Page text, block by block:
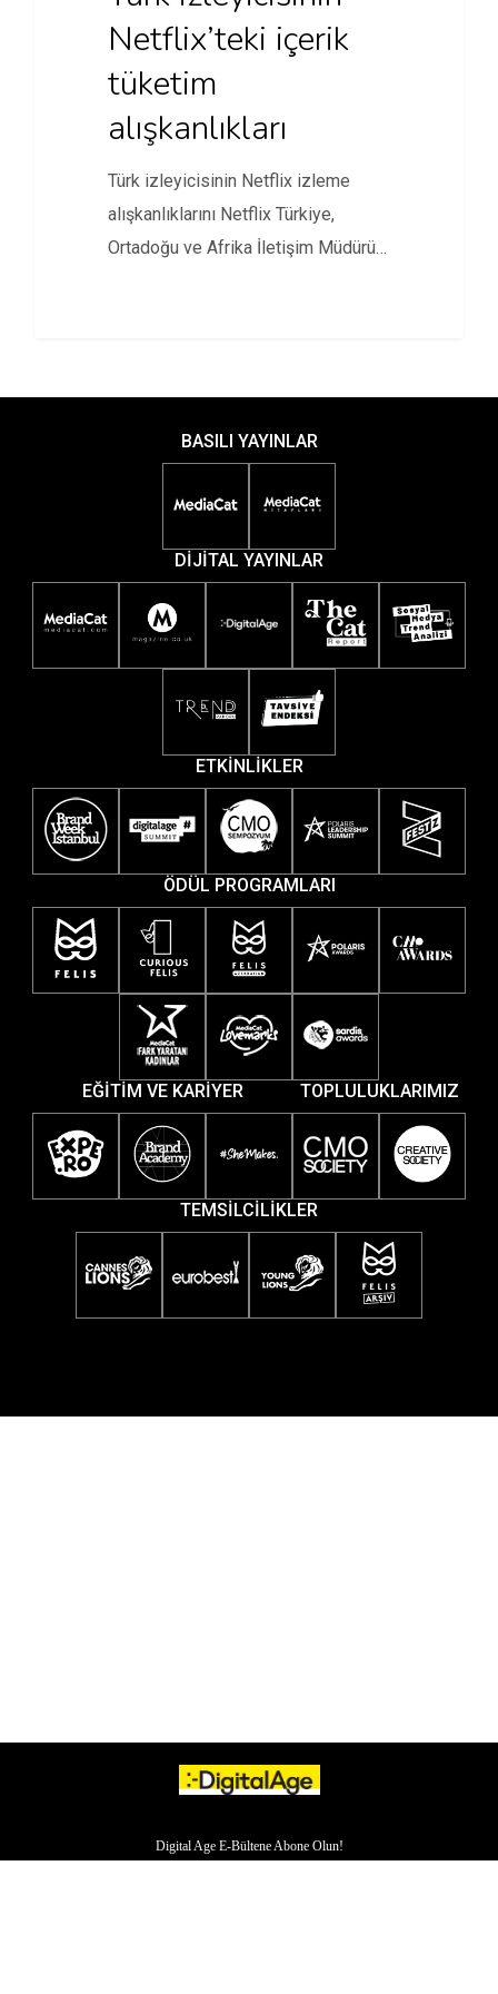
Netflix’teki içerik
tüketim
alışkanlıkları
Türk izleyicisinin Netflix izleme
alışkanlıklarını Netflix Türkiye,
Ortadoğu ve Afrika İletişim Müdürü
BASILI YAYINLAR
DİJİTAL YAYINLAR
ETKİNLİKLER
ÖDÜL PROGRAMLARI
EĞİTİM VE KARİYER TOPLULUKLARIMIZ
TEMSİLCİLİKLER
Digital Age E-Bültene Abone Olun!